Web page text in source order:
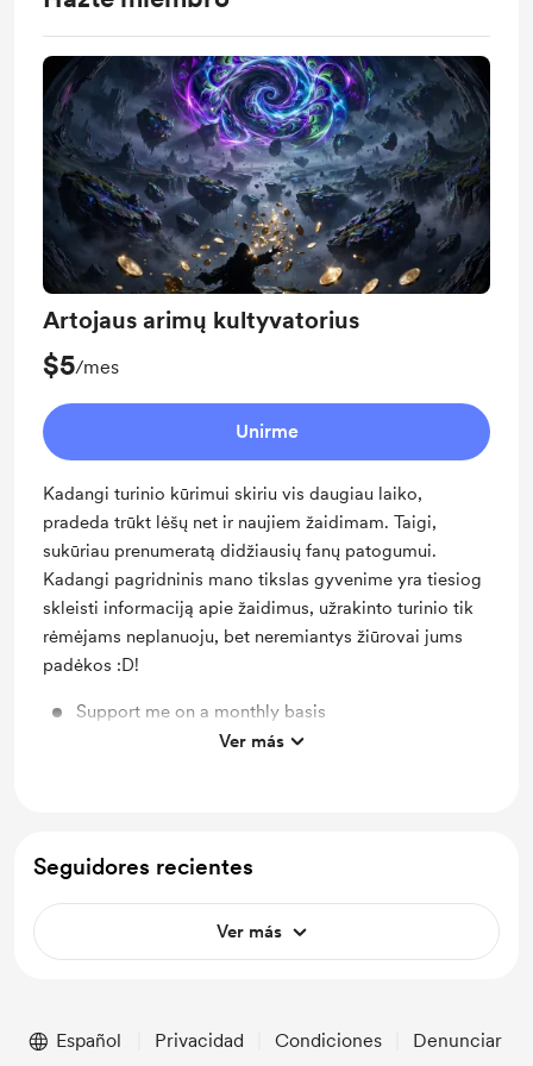
Artojaus arimų kultyvatorius
$5/mes
Unirme
Kadangi turinio kūrimui skiriu vis daugiau laiko,
pradeda trūkt lėšų net ir naujiem žaidimam. Taigi,
sukūriau prenumeratą didžiausių fanų patogumui.
Kadangi pagridninis mano tikslas gyvenime yra tiesiog
skleisti informaciją apie žaidimus, užrakinto turinio tik
rėmėjams neplanuoju, bet neremiantys žiūrovai jums
padėkos :D!
Support me on a monthly basis
Unlock exclusive posts and messages
Ver más
Seguidores recientes
Ver más
Español Privacidad Condiciones Denunciar